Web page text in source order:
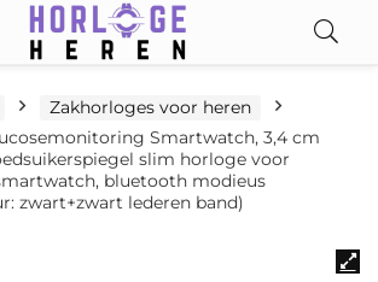
Zakhorloges voor heren
Smartwatch, 3,4 cm
slim horloge voor
bluetooth modieus
zwart+zwart lederen band)